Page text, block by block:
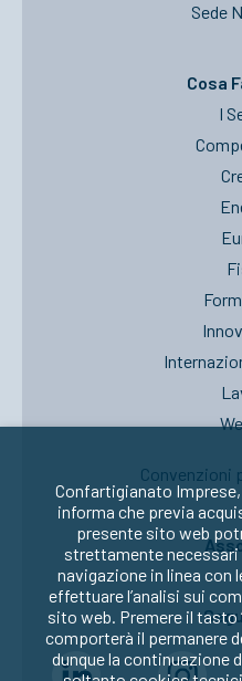
Sede
Cosa
I
Convenzioni
Confartigianato
informa che previa
presente sito web
strettamente necessari
navigazione in linea con
effettuare l’analisi sui
sito web. Premere il tasto
comporterà il permanere
dunque la continuazione